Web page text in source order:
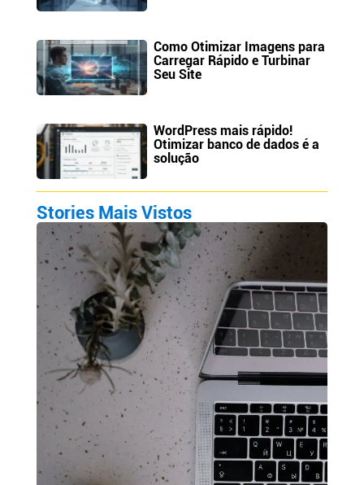
Como Otimizar Imagens para
Carregar Rápido e Turbinar
Seu Site
WordPress mais rápido!
Otimizar banco de dados é a
solução
Stories Mais Vistos